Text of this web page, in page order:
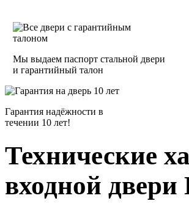
Мы выдаем паспорт стальной двери
и гарантийный талон
Гарантия надёжности в
течении 10 лет!
Технические
входной